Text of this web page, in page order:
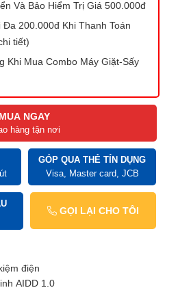
Và Bảo Hiểm Trị Giá 500.000đ
200.000đ Khi Thanh Toán
tiết)
Khi Mua Combo Máy Giặt-Sấy
MUA NGAY
hàng tận nơi
GÓP QUA THẺ TÍN DỤNG
Visa, Master card, JCB
GỌI LẠI CHO TÔI
điện
AIDD 1.0